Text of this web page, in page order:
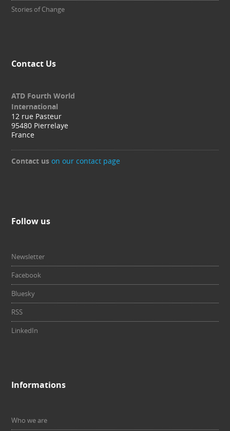
Stories of Change
Contact Us
ATD Fourth World
International
12 rue Pasteur
95480 Pierrelaye
France
Contact us on our contact page
Follow us
Newsletter
Facebook
Bluesky
RSS
LinkedIn
Informations
Who we are